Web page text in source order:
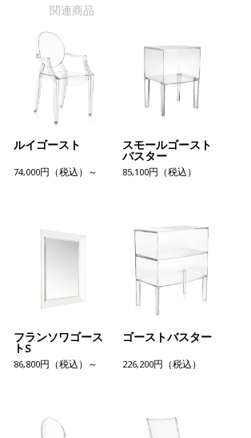
関連商品
ルイゴースト
74,000円（税込）～
スモールゴースト
バスター
85,100円（税込）
フランソワゴース
トS
86,800円（税込）～
ゴーストバスター
226,200円（税込）